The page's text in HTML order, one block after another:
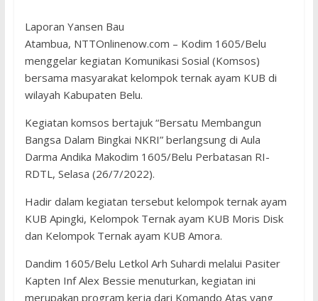
Laporan Yansen Bau
Atambua, NTTOnlinenow.com – Kodim 1605/Belu
menggelar kegiatan Komunikasi Sosial (Komsos)
bersama masyarakat kelompok ternak ayam KUB di
wilayah Kabupaten Belu.
Kegiatan komsos bertajuk “Bersatu Membangun
Bangsa Dalam Bingkai NKRI” berlangsung di Aula
Darma Andika Makodim 1605/Belu Perbatasan RI-
RDTL, Selasa (26/7/2022).
Hadir dalam kegiatan tersebut kelompok ternak ayam
KUB Apingki, Kelompok Ternak ayam KUB Moris Disk
dan Kelompok Ternak ayam KUB Amora.
Dandim 1605/Belu Letkol Arh Suhardi melalui Pasiter
Kapten Inf Alex Bessie menuturkan, kegiatan ini
merupakan program kerja dari Komando Atas yang